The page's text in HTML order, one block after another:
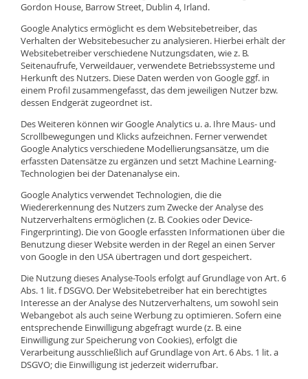
Gordon House, Barrow Street, Dublin 4, Irland.
Google Analytics ermöglicht es dem Websitebetreiber, das
Verhalten der Websitebesucher zu analysieren. Hierbei erhält der
Websitebetreiber verschiedene Nutzungsdaten, wie z. B.
Seitenaufrufe, Verweildauer, verwendete Betriebssysteme und
Herkunft des Nutzers. Diese Daten werden von Google ggf. in
einem Profil zusammengefasst, das dem jeweiligen Nutzer bzw.
dessen Endgerät zugeordnet ist.
Des Weiteren können wir Google Analytics u. a. Ihre Maus- und
Scrollbewegungen und Klicks aufzeichnen. Ferner verwendet
Google Analytics verschiedene Modellierungsansätze, um die
erfassten Datensätze zu ergänzen und setzt Machine Learning-
Technologien bei der Datenanalyse ein.
Google Analytics verwendet Technologien, die die
Wiedererkennung des Nutzers zum Zwecke der Analyse des
Nutzerverhaltens ermöglichen (z. B. Cookies oder Device-
Fingerprinting). Die von Google erfassten Informationen über die
Benutzung dieser Website werden in der Regel an einen Server
von Google in den USA übertragen und dort gespeichert.
Die Nutzung dieses Analyse-Tools erfolgt auf Grundlage von Art. 6
Abs. 1 lit. f DSGVO. Der Websitebetreiber hat ein berechtigtes
Interesse an der Analyse des Nutzerverhaltens, um sowohl sein
Webangebot als auch seine Werbung zu optimieren. Sofern eine
entsprechende Einwilligung abgefragt wurde (z. B. eine
Einwilligung zur Speicherung von Cookies), erfolgt die
Verarbeitung ausschließlich auf Grundlage von Art. 6 Abs. 1 lit. a
DSGVO; die Einwilligung ist jederzeit widerrufbar.